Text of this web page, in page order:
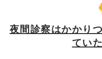
夜間診察はかかり
てい